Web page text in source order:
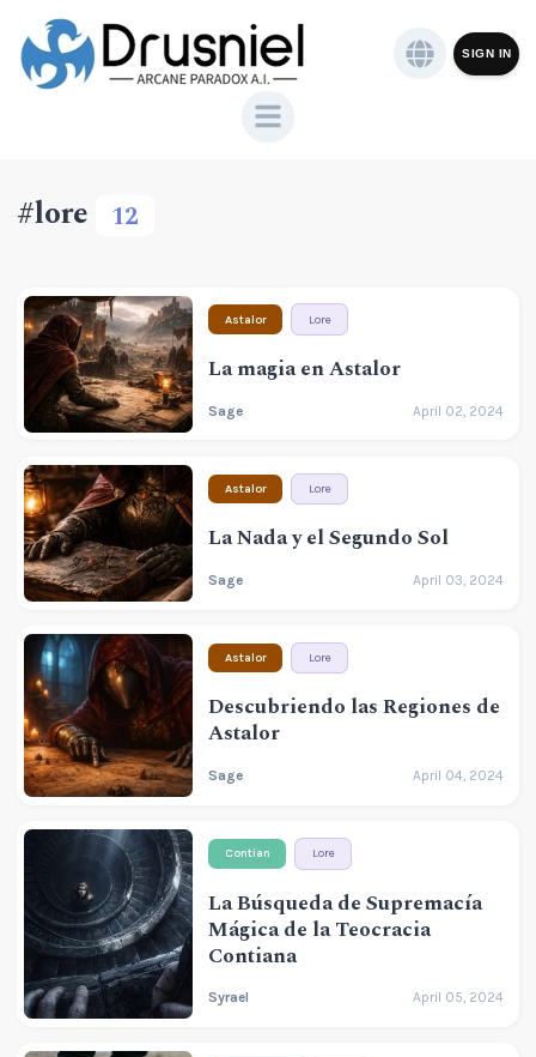
SIGN IN
#lore 12
Astalor Lore
La magia en Astalor
Sage April 02, 2024
Astalor Lore
La Nada y el Segundo Sol
Sage April 03, 2024
Astalor Lore
Descubriendo las Regiones de
Astalor
Sage April 04, 2024
Contian Lore
La Búsqueda de Supremacía
Mágica de la Teocracia
Contiana
Syrael April 05, 2024